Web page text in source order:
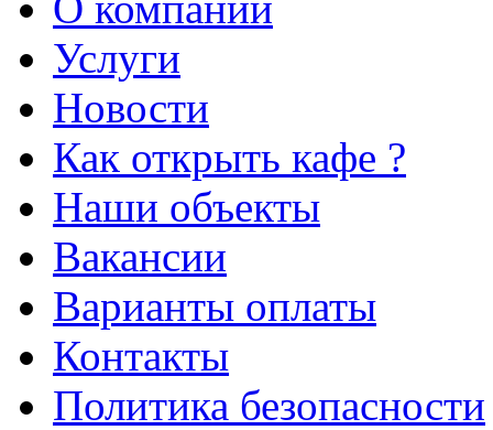
Услуги
Новости
Как открыть кафе ?
Наши объекты
Вакансии
Варианты оплаты
Контакты
Политика безопасности